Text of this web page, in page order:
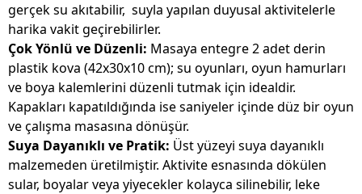
gerçek su akıtabilir, suyla yapılan duyusal aktivitelerle
harika vakit geçirebilirler.
Çok Yönlü ve Düzenli: Masaya entegre 2 adet derin
plastik kova (42x30x10 cm); su oyunları, oyun hamurları
ve boya kalemlerini düzenli tutmak için idealdir.
Kapakları kapatıldığında ise saniyeler içinde düz bir oyun
ve çalışma masasına dönüşür.
Suya Dayanıklı ve Pratik: Üst yüzeyi suya dayanıklı
malzemeden üretilmiştir. Aktivite esnasında dökülen
sular, boyalar veya yiyecekler kolayca silinebilir, leke